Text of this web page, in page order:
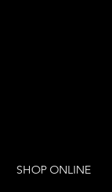
SHOP ONLINE